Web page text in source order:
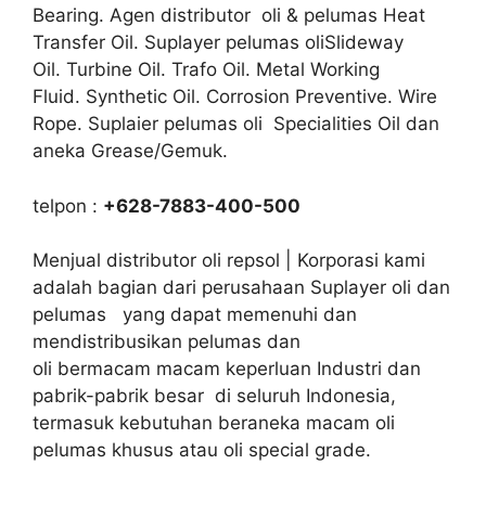
Bearing. Agen distributor oli & pelumas Heat
Transfer Oil. Suplayer pelumas oliSlideway
Oil. Turbine Oil. Trafo Oil. Metal Working
Fluid. Synthetic Oil. Corrosion Preventive. Wire
Rope. Suplaier pelumas oli Specialities Oil dan
aneka Grease/Gemuk.
telpon : +628-7883-400-500
Menjual distributor oli repsol | Korporasi kami
adalah bagian dari perusahaan Suplayer oli dan
pelumas yang dapat memenuhi dan
mendistribusikan pelumas dan
oli bermacam macam keperluan Industri dan
pabrik-pabrik besar di seluruh Indonesia,
termasuk kebutuhan beraneka macam oli
pelumas khusus atau oli special grade.